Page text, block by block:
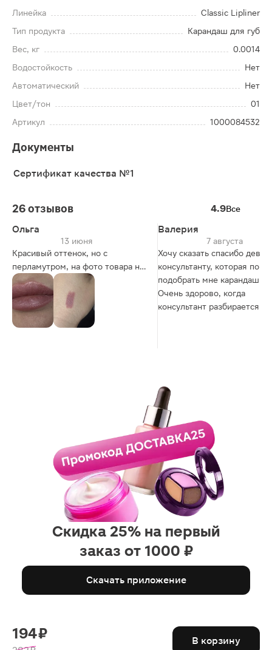
Линейка
Classic Lipliner
Тип продукта
Карандаш для губ
Вес, кг
0.0014
Водостойкость
Нет
Автоматический
Нет
Цвет/тон
01
Артикул
1000084532
Документы
Сертификат качества №1
26 отзывов 4.9Все
Ольга
13 июня
Красивый оттенок, но с
перламутром, на фото товара не
видно этой особенности.
Валерия
7 августа
Хочу сказать спасибо
консультанту, которая
подобрать мне карандаш
Очень здорово, когда
консультант разбирается в
Скидка 25% на первый
заказ от 1000 ₽
Скачать приложение
194 ₽ В корзину